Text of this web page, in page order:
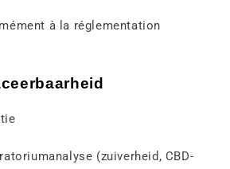
à la réglementation
(zuiverheid, CBD-